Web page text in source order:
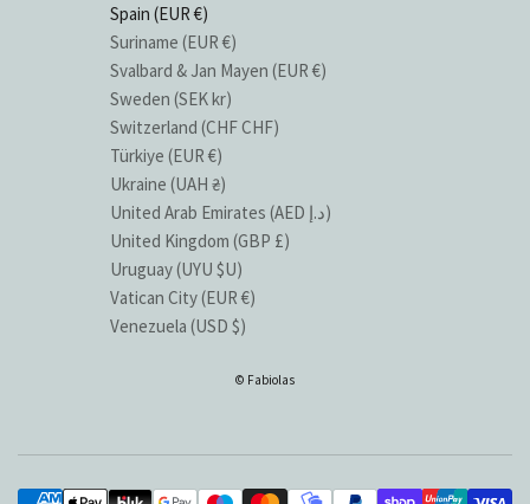
Spain (EUR €)
Suriname (EUR €)
Svalbard & Jan Mayen (EUR €)
Sweden (SEK kr)
Switzerland (CHF CHF)
Türkiye (EUR €)
Ukraine (UAH ₴)
United Arab Emirates (AED د.إ)
United Kingdom (GBP £)
Uruguay (UYU $U)
Vatican City (EUR €)
Venezuela (USD $)
© Fabiolas